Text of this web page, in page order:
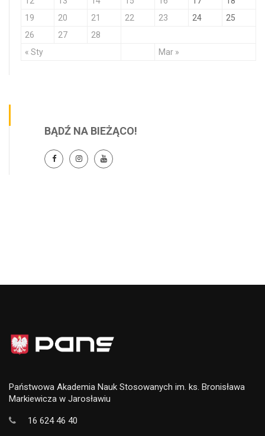
« Sty Mar »
19
20 21 22 23 24
25
26
27 28
BĄDŹ NA BIEŻĄCO!
Państwowa Akademia Nauk Stosowanych im. ks. Bronisława
Markiewicza w Jarosławiu
16 624 46 40